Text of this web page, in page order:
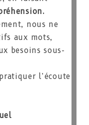
.
nous ne
aux mots,
besoins sous-
l’écoute